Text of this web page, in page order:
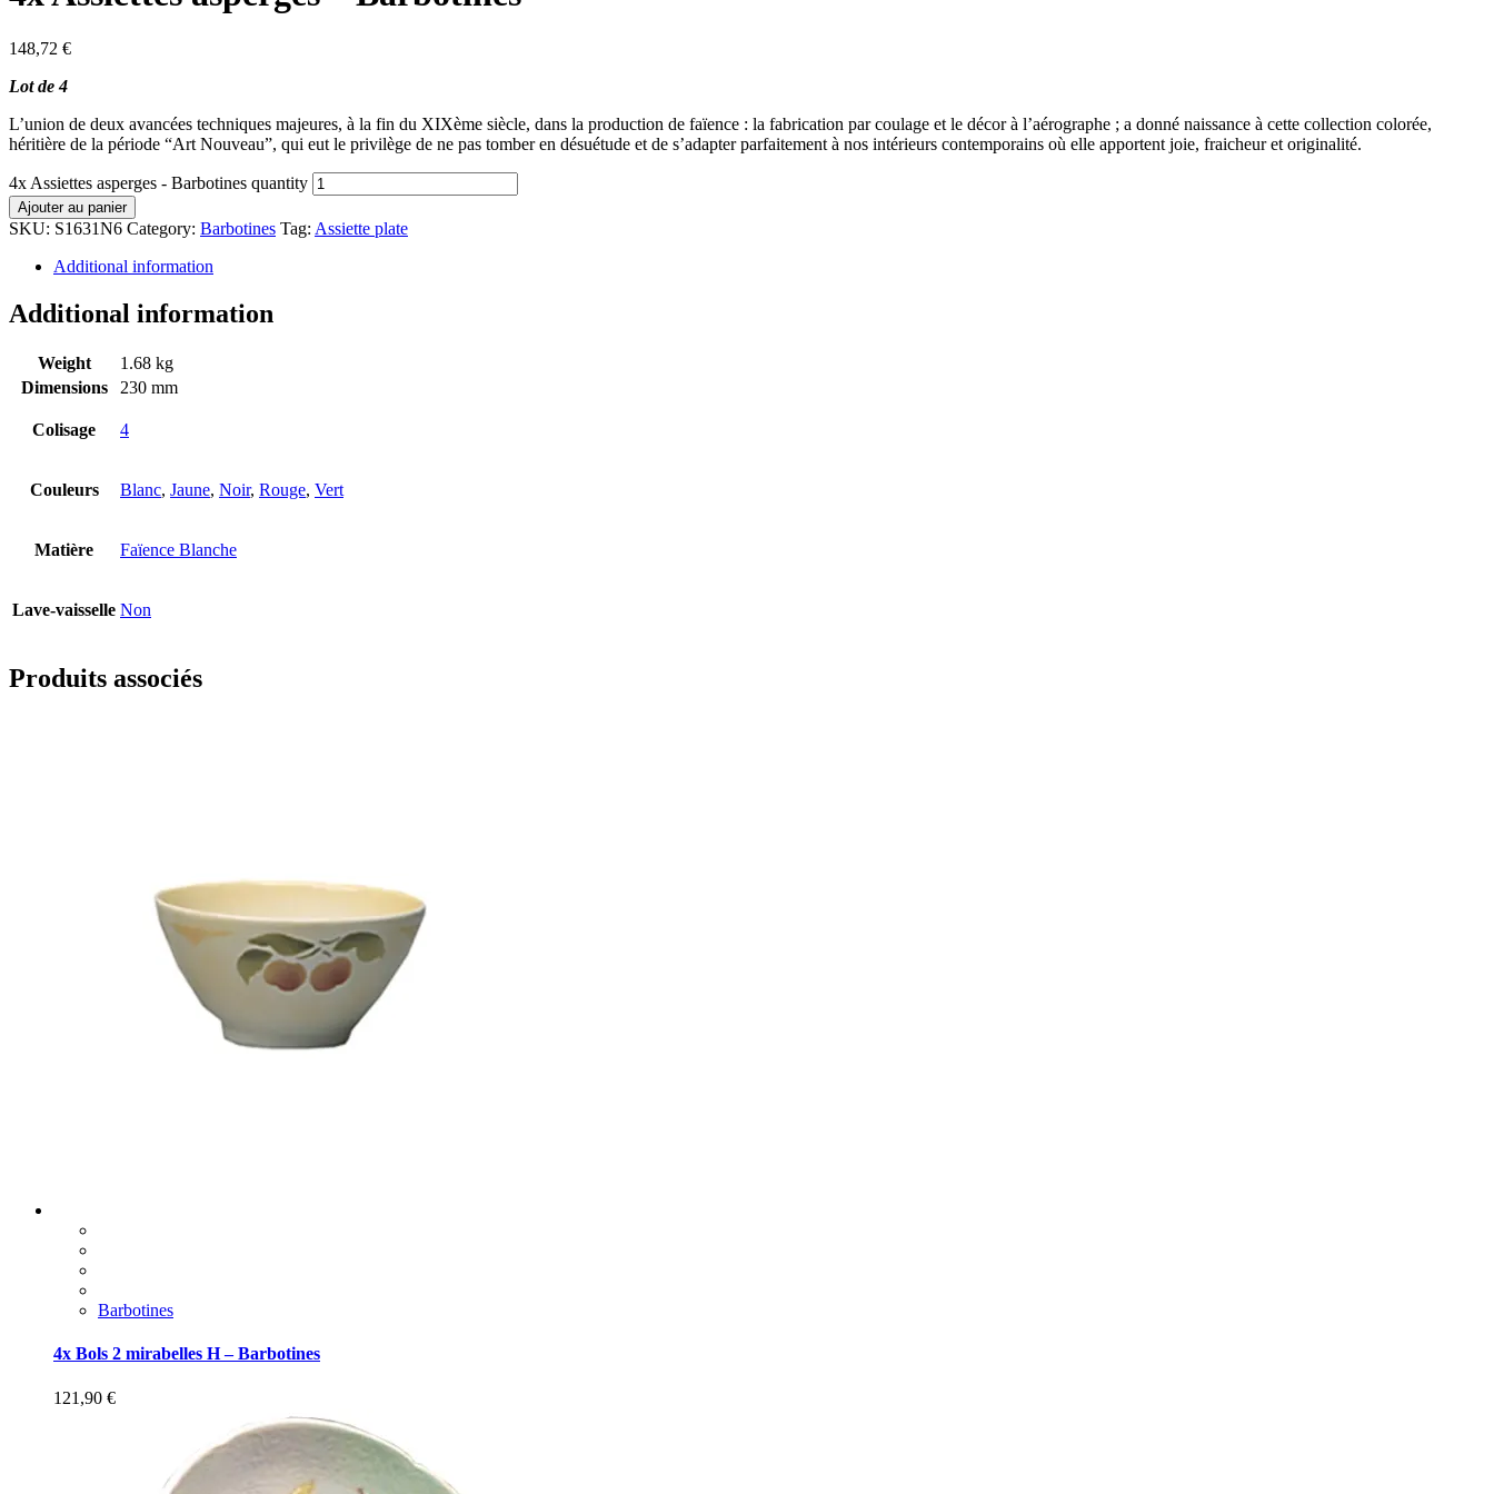
148,72 €
Lot de 4
L’union de deux avancées techniques majeures, à la fin du XIXème siècle, dans la production de faïence : la fabrication par coulage et le décor à l’aérographe ; a donné naissance à cette collection colorée,
héritière de la période “Art Nouveau”, qui eut le privilège de ne pas tomber en désuétude et de s’adapter parfaitement à nos intérieurs contemporains où elle apportent joie, fraicheur et originalité.
4x Assiettes asperges - Barbotines quantity
Ajouter au panier
SKU: S1631N6 Category: Barbotines Tag: Assiette plate
Additional information
Additional information
Weight
1.68 kg
Dimensions
230 mm
Colisage 4
Couleurs Blanc, Jaune, Noir, Rouge, Vert
Matière Faïence Blanche
Lave-vaisselle Non
Produits associés
Barbotines
4x Bols 2 mirabelles H – Barbotines
121,90 €